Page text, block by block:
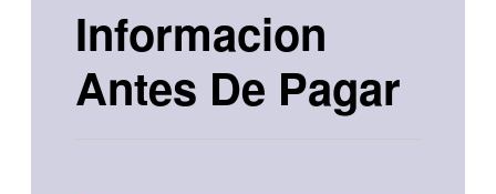
Informacion
Antes De Pagar